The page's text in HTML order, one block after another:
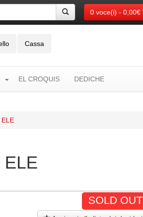
0 voce(i) - 0,00€
Cassa
EL CROQUIS DEDICHE
ELE
ELE
SOLD OUT